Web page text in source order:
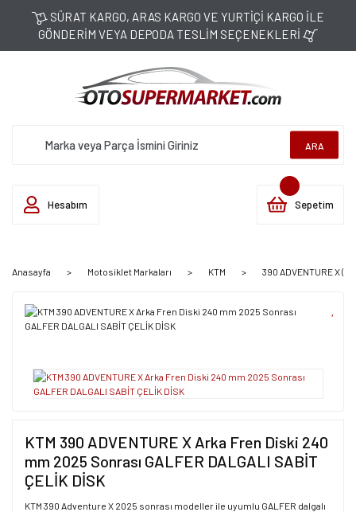
SÜRAT KARGO, ARAS KARGO VE YURTİÇİ KARGO İLE
GÖNDERİM VEYA DEPODA TESLİM SEÇENEKLERİ
ARA
Hesabım Sepetim
Anasayfa Motosiklet Markaları KTM 390 ADVENTURE X
KTM 390 ADVENTURE X Arka Fren Diski 240
mm 2025 Sonrası GALFER DALGALI SABİT
ÇELİK DİSK
KTM 390 Adventure X 2025 sonrası modeller ile uyumlu GALFER dalgalı